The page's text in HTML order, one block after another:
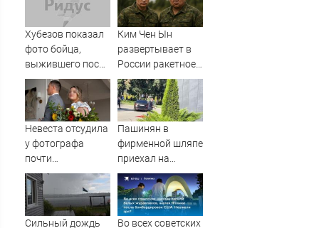
Хубезов показал
фото бойца,
выжившего после
медведя и молнии
Ким Чен Ын
развертывает в
России ракетное
подразделение
для нанесения
ударов по
Украине
Невеста отсудила
у фотографа
почти
полмиллиона
Пашинян в
фирменной шляпе
приехал на
заседание
Межправсовета
ЕАЭС
Сильный дождь
Во всех советских